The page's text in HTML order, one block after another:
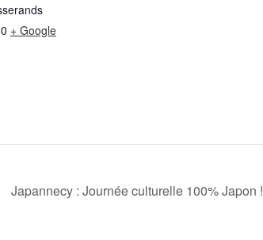
+ Google
Japannecy : Journée culturelle 100% Japon !